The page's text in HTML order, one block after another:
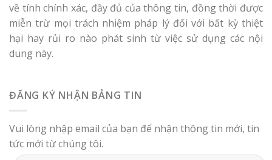
về tính chính xác, đầy đủ của thông tin, đồng thời được
miễn trừ mọi trách nhiệm pháp lý đối với bất kỳ thiệt
hại hay rủi ro nào phát sinh từ việc sử dụng các nội
dung này.
ĐĂNG KÝ NHẬN BẢNG TIN
Vui lòng nhập email của bạn để nhận thông tin mới, tin
tức mới từ chúng tôi.